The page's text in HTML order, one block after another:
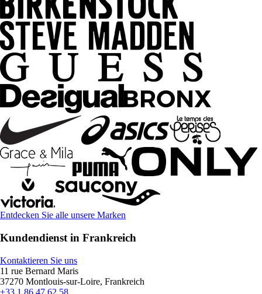
Entdecken Sie alle unsere Marken
Kundendienst in Frankreich
Kontaktieren Sie uns
11 rue Bernard Maris
37270 Montlouis-sur-Loire, Frankreich
+33 1 86 47 62 58